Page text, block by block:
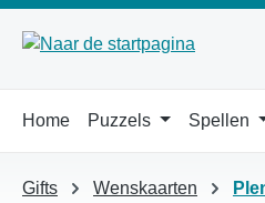
Home Puzzels Spellen
Gifts Wenskaarten